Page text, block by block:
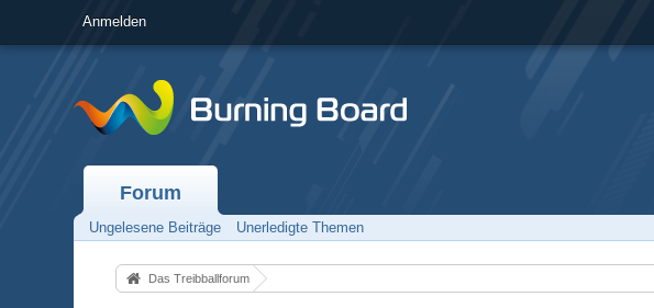
Anmelden
Forum
Ungelesene Beiträge Unerledigte Themen
Das Treibballforum